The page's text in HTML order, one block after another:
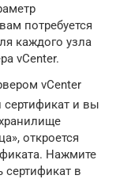
потребуется
каждого узла
vCenter.
vCenter
и вы
откроется
Нажмите
сертификат в